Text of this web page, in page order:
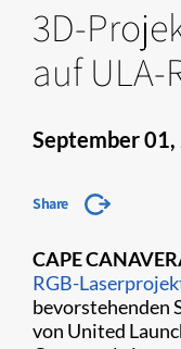
3D-
auf ULA-
September
Share
CAPE
RGB-
bevorstehenden
von United